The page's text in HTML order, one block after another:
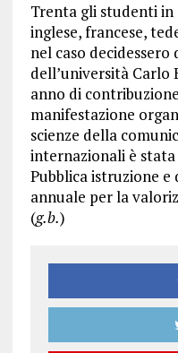
Trenta gli studenti in
inglese, francese,
nel caso decidessero
dell’università Carlo
anno di
manifestazione
scienze della
internazionali è
Pubblica istruzione
annuale per la
(g.b.)